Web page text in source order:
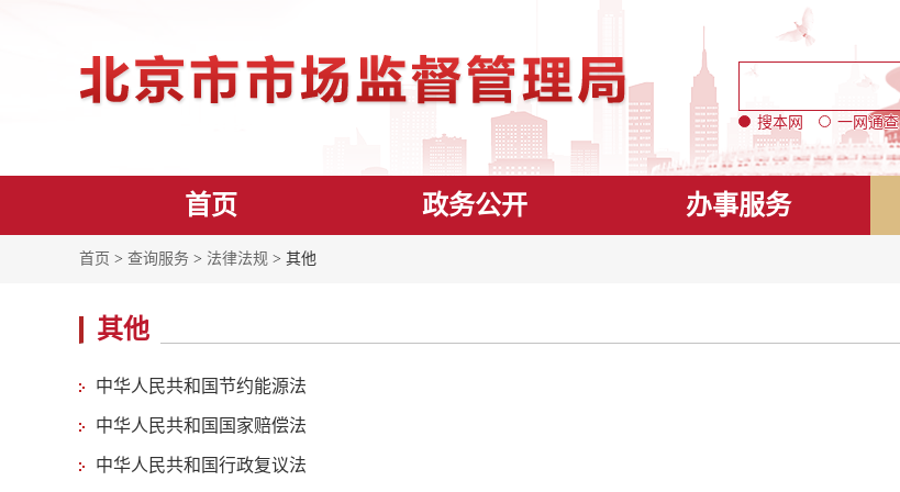
搜本网 一网通查
首页 政务公开 办事服务
首页 > 查询服务 > 法律法规 > 其他
其他
中华人民共和国节约能源法
中华人民共和国国家赔偿法
中华人民共和国行政复议法